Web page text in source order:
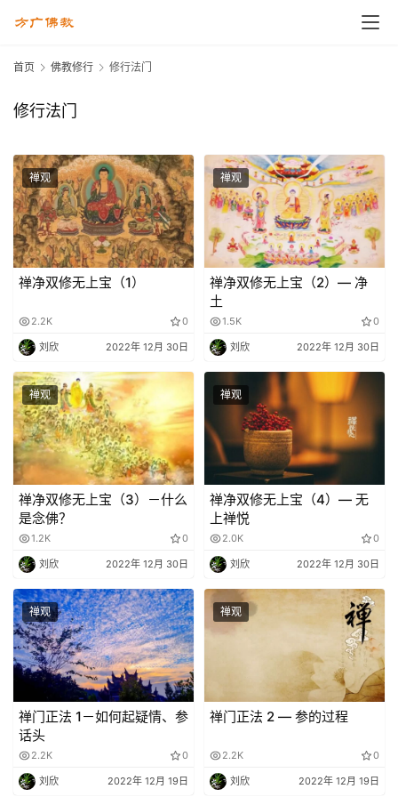
首页 佛教修行 修行法门
修行法门
禅观
禅净双修无上宝（1）
2.2K 0
刘欣 2022年 12月 30日
禅观
禅净双修无上宝（2）— 净
土
1.5K 0
刘欣 2022年 12月 30日
禅观
禅净双修无上宝（3）－什么
是念佛？
1.2K 0
刘欣 2022年 12月 30日
禅观
禅净双修无上宝（4）— 无
上禅悦
2.0K 0
刘欣 2022年 12月 30日
禅观
禅门正法 1－如何起疑情、参
话头
2.2K 0
刘欣 2022年 12月 19日
禅观
禅门正法 2 — 参的过程
2.2K 0
刘欣 2022年 12月 19日